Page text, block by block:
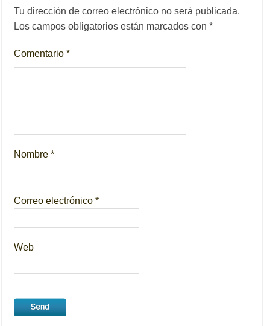
Tu dirección de correo electrónico no será publicada.
Los campos obligatorios están marcados con*
Comentario*
Nombre*
Correo electrónico*
Web